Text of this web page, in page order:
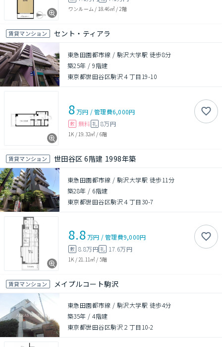
ワンルーム / 18.46㎡/ 2階
賃貸マンション セント・ティアラ
東急田園都市線 / 駒沢大学駅 徒歩8分
築25年 /9階建
東京都世田谷区駒沢４丁目19-10
8万円 /管理費6,000円
敷 無料 礼 8万円
1K / 19.32㎡ / 6階
賃貸マンション 世田谷区 6階建 1998年築
東急田園都市線 / 駒沢大学駅 徒歩11分
築28年 / 6階建
東京都世田谷区駒沢４丁目30-7
8.8万円 /管理費9,000円
敷 8.8万円礼 17.6万円
1K / 21.11㎡ / 5階
賃貸マンション メイプルコート駒沢
東急田園都市線 / 駒沢大学駅 徒歩4分
築35年 /4階建
東京都世田谷区駒沢２丁目10-2